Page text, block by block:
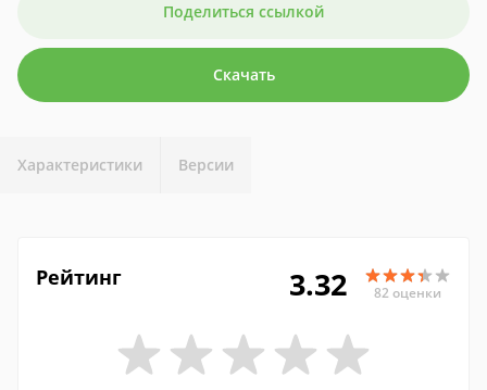
Поделиться ссылкой
Скачать
Характеристики Версии
Рейтинг 3.32 82 оценки